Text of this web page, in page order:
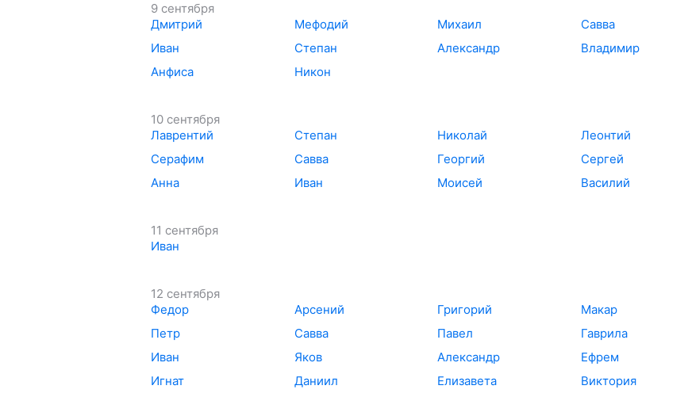
9 сентября
Дмитрий
Мефодий Михаил
Савва
Иван
Степан Александр
Владимир
Анфиса
Никон
10 сентября
Лаврентий
Степан Николай
Леонтий
Серафим
Савва Георгий
Сергей
Анна
Иван Моисей Василий
11 сентября
Иван
12 сентября
Федор
Арсений Григорий
Макар
Петр
Савва Павел
Гаврила
Иван
Яков Александр
Ефрем
Игнат
Даниил Елизавета
Виктория